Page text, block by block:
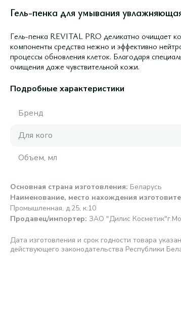
Гель-пенка для умывания
Гeль-пeнкa REVITAL PRO деликатно очищает
компоненты средства нежно и эффективно
процессы обновления клеток. Благодаря
очищения даже чувствительной кожи.
Подробные характеристики
Бренд
Для кого
Объем, мл
Основная страна изготовления: Беларусь
Наименование, место нахождения
Промышленная, д.25, к.10
Продавец/импортер: ЗАО "Дилис
Дата изготовления и срок годности товара
действующего законодательства Республики